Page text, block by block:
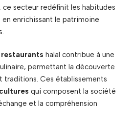
ce secteur redéfinit les habitudes
enrichissant le patrimoine
restaurants halal contribue à une
permettant la découverte
traditions. Ces établissements
cultures qui composent la société
et la compréhension